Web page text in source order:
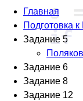
Главная
Подготовка
Задание 5
Поляков
Задание 6
Задание 8
Задание 12